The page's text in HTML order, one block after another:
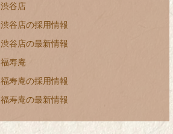
渋谷店
渋谷店の採用情報
渋谷店の最新情報
福寿庵
福寿庵の採用情報
福寿庵の最新情報